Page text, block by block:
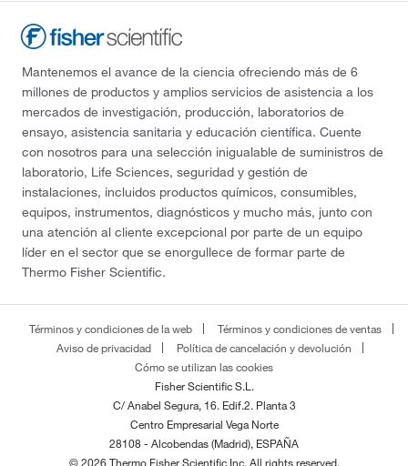
Mantenemos el avance de la ciencia ofreciendo más de 6
millones de productos y amplios servicios de asistencia a los
mercados de investigación, producción, laboratorios de
ensayo, asistencia sanitaria y educación científica. Cuente
con nosotros para una selección inigualable de suministros de
laboratorio, Life Sciences, seguridad y gestión de
instalaciones, incluidos productos químicos, consumibles,
equipos, instrumentos, diagnósticos y mucho más, junto con
una atención al cliente excepcional por parte de un equipo
líder en el sector que se enorgullece de formar parte de
Thermo Fisher Scientific.
Términos y condiciones de la web
Términos y condiciones de ventas
Aviso de privacidad
Política de cancelación y devolución
Cómo se utilizan las cookies
Fisher Scientific S.L.
C/ Anabel Segura, 16. Edif.2. Planta 3
Centro Empresarial Vega Norte
28108 - Alcobendas (Madrid), ESPAÑA
© 2026 Thermo Fisher Scientific Inc. All rights reserved.